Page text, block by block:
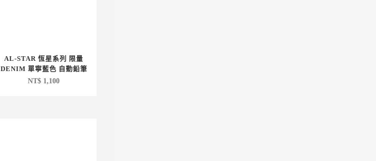
AL-STAR 恆星系列 限量
DENIM 單寧藍色 自動鉛筆
NT$ 1,100